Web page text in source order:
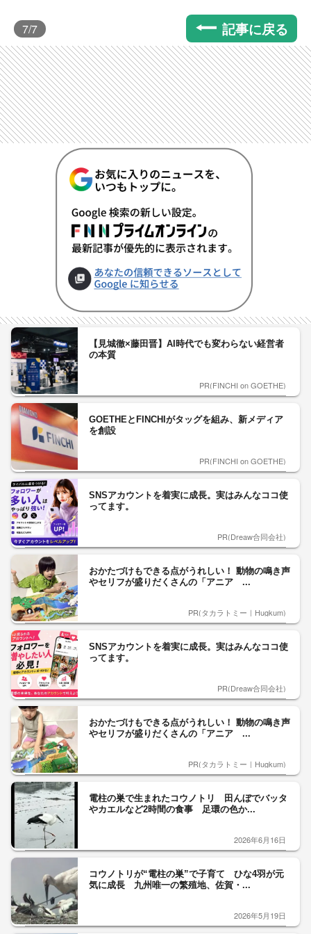
7/7 記事に戻る
【見城徹×藤田晋】AI時代でも変わらない経営者
の本質
PR(FINCHI on GOETHE)
GOETHEとFINCHIがタッグを組み、新メディア
を創設
PR(FINCHI on GOETHE)
SNSアカウントを着実に成長。実はみんなココ使
ってます。
PR(Dreaw合同会社)
おかたづけもできる点がうれしい！ 動物の鳴き声
やセリフが盛りだくさんの「アニア ...
PR(タカラトミー｜Hugkum)
SNSアカウントを着実に成長。実はみんなココ使
ってます。
PR(Dreaw合同会社)
おかたづけもできる点がうれしい！ 動物の鳴き声
やセリフが盛りだくさんの「アニア ...
PR(タカラトミー｜Hugkum)
電柱の巣で生まれたコウノトリ 田んぼでバッタ
やカエルなど2時間の食事 足環の色か...
2026年6月16日
コウノトリが“電柱の巣”で子育て ひな4羽が元
気に成長 九州唯一の繁殖地、佐賀・...
2026年5月19日